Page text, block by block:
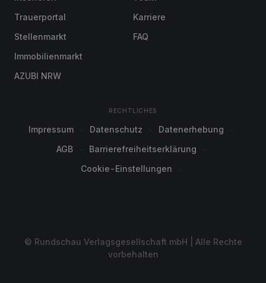
Trauerportal
Stellenmarkt
Immobilienmarkt
AZUBI NRW
Karriere
FAQ
RECHTLICHES
Impressum Datenschutz
Datenerhebung
AGB
Barrierefreiheitserklärung
Cookie-Einstellungen
© Rundschau Verlagsgesellschaft mbH | Alle Rechte
vorbehalten